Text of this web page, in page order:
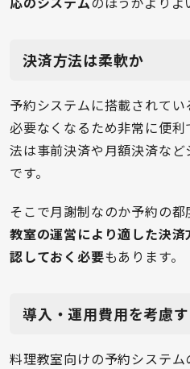
決済方法は柔軟か
予約システムに搭載されて
必要なくなるため非常に便
法は事前決済や月額決済な
です。
そこで月謝制なのか予約の都
教室の運営により適した決
認しておく必要もあります。
導入・運用費用を考慮
料理教室向けの予約システ